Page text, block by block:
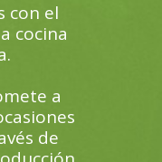
con el
cocina
a
de